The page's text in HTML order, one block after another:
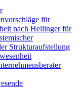
für
nach Hellinger für
Strukturaufstellung